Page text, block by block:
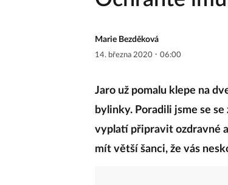
Marie Bezděková
14. března 2020 · 06:00
Jaro už pomalu klepe na
bylinky. Poradili jsme se
vyplatí připravit ozdravné
mít větší šanci, že vás